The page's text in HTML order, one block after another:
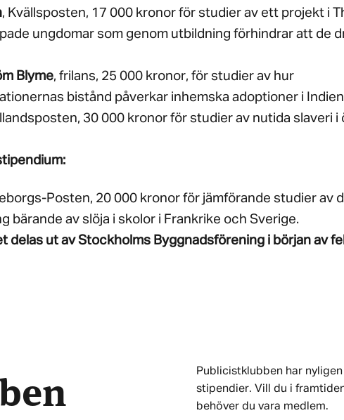
, Kvällsposten, 17 000 kronor för studier av ett projekt i
ungdomar som genom utbildning förhindrar att de
Blyme, frilans, 25 000 kronor, för studier av hur
bistånd påverkar inhemska adoptioner i
30 000 kronor för studier av nutida slaveri i
Posten, 20 000 kronor för jämförande studier av
bärande av slöja i skolor i Frankrike och Sverige.
delas ut av Stockholms Byggnadsförening i början av
Publicistklubben har
stipendier. Vill du i
behöver du vara medlem.